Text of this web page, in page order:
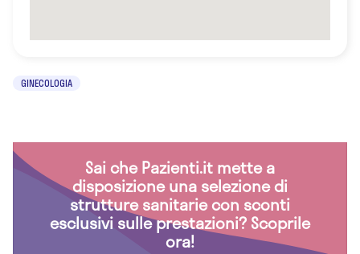
GINECOLOGIA
Sai che Pazienti.it mette a
disposizione una selezione di
strutture sanitarie con sconti
esclusivi sulle prestazioni? Scoprile
ora!